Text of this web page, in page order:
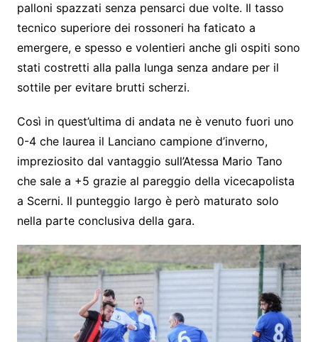
palloni spazzati senza pensarci due volte. Il tasso
tecnico superiore dei rossoneri ha faticato a
emergere, e spesso e volentieri anche gli ospiti sono
stati costretti alla palla lunga senza andare per il
sottile per evitare brutti scherzi.
Così in quest’ultima di andata ne è venuto fuori uno
0-4 che laurea il Lanciano campione d’inverno,
impreziosito dal vantaggio sull’Atessa Mario Tano
che sale a +5 grazie al pareggio della vicecapolista
a Scerni. Il punteggio largo è però maturato solo
nella parte conclusiva della gara.